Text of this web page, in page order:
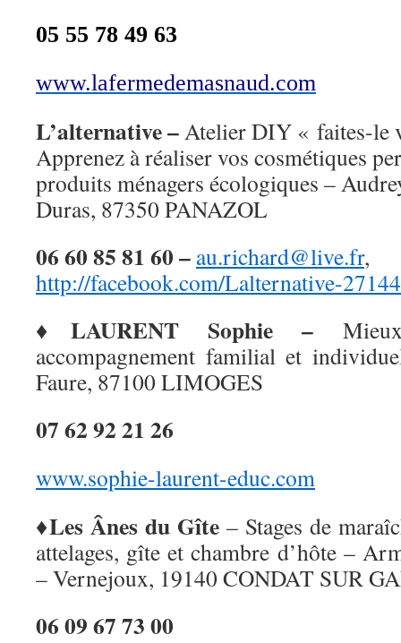
05 55 78 49 63
www.lafermedemasnaud.com
L’alternative –Atelier DIY « faites-le
Apprenez à réaliser vos cosmétiques
produits ménagers écologiques –
Duras, 87350 PANAZOL
06 60 85 81 60 – au.richard@live.fr,
http://facebook.com/Lalternative-
♦LAURENT Sophie –
accompagnement familial et
Faure, 87100 LIMOGES
07 62 92 21 26
www.sophie-laurent-educ.com
♦Les Ânes du Gîte – Stages de
attelages, gîte et chambre d’hôte –
– Vernejoux, 19140 CONDAT SUR
06 09 67 73 00